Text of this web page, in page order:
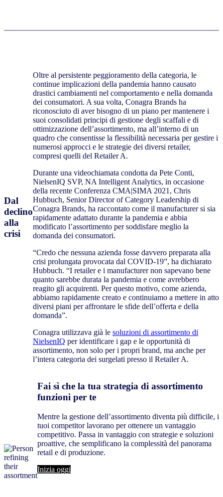
Dal
declino
alla
crisi
Oltre al persistente peggioramento della categoria, le
continue implicazioni della pandemia hanno causato
drastici cambiamenti nel comportamento e nella domanda
dei consumatori. A sua volta, Conagra Brands ha
riconosciuto di aver bisogno di un piano per mantenere i
suoi consolidati principi di gestione degli scaffali e di
ottimizzazione dell’assortimento, ma all’interno di un
quadro che consentisse la flessibilità necessaria per gestire i
numerosi approcci e le strategie dei diversi retailer,
compresi quelli del Retailer A.
Durante una videochiamata condotta da Pete Conti,
NielsenIQ SVP, NA Intelligent Analytics, in occasione
della recente Conferenza CMA|SIMA 2021, Chris
Hubbuch, Senior Director of Category Leadership di
Conagra Brands, ha raccontato come il manufacturer si sia
rapidamente adattato durante la pandemia e abbia
modificato l’assortimento per soddisfare meglio la
domanda dei consumatori.
“Credo che nessuna azienda fosse davvero preparata alla
crisi prolungata provocata dal COVID-19”, ha dichiarato
Hubbuch. “I retailer e i manufacturer non sapevano bene
quanto sarebbe durata la pandemia e come avrebbero
reagito gli acquirenti. Per questo motivo, come azienda,
abbiamo rapidamente creato e continuiamo a mettere in atto
diversi piani per affrontare le sfide dell’offerta e della
domanda”.
Conagra utilizzava già le soluzioni di assortimento di
NielsenIQ per identificare i gap e le opportunità di
assortimento, non solo per i propri brand, ma anche per
l’intera categoria dei surgelati presso il Retailer A.
Fai sì che la tua strategia di assortimento
funzioni per te
Mentre la gestione dell’assortimento diventa più difficile, i
tuoi competitor lavorano per ottenere un vantaggio
competitivo. Passa in vantaggio con strategie e soluzioni
proattive, che semplificano la complessità del panorama
retail e di produzione.
Inizia oggi